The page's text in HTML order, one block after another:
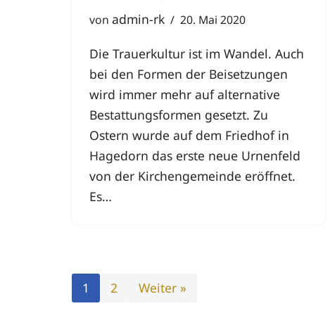
von admin-rk 20. Mai 2020
Die Trauerkultur ist im Wandel. Auch
bei den Formen der Beisetzungen
wird immer mehr auf alternative
Bestattungsformen gesetzt. Zu
Ostern wurde auf dem Friedhof in
Hagedorn das erste neue Urnenfeld
von der Kirchengemeinde eröffnet.
Es…
1 2 Weiter »